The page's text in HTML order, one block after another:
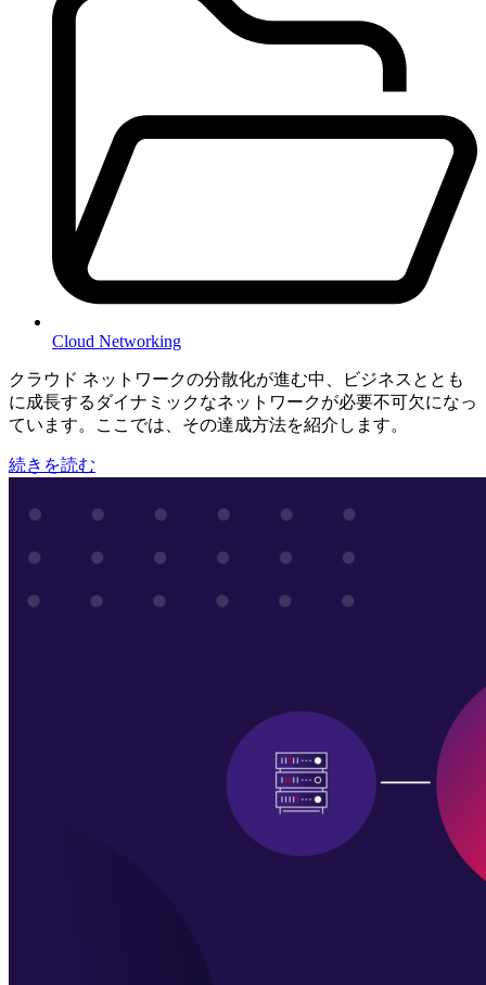
Cloud Networking
クラウド ネットワークの分散化が進む中、ビジネスととも
に成長するダイナミックなネットワークが必要不可欠になっ
ています。ここでは、その達成方法を紹介します。
続きを読む